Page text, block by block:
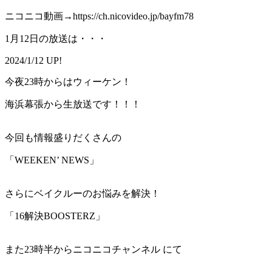
ニコニコ動画→https://ch.nicovideo.jp/bayfm78
1月12日の放送は・・・
2024/1/12 UP!
今夜23時からはウィーケン！
海浜幕張から生放送です！！！
今回も情報盛りだくさんの
「WEEKEN’ NEWS」
さらにベイクルーのお悩みを解決！
「16解決BOOSTERZ」
また23時半からニコニコチャンネル にて